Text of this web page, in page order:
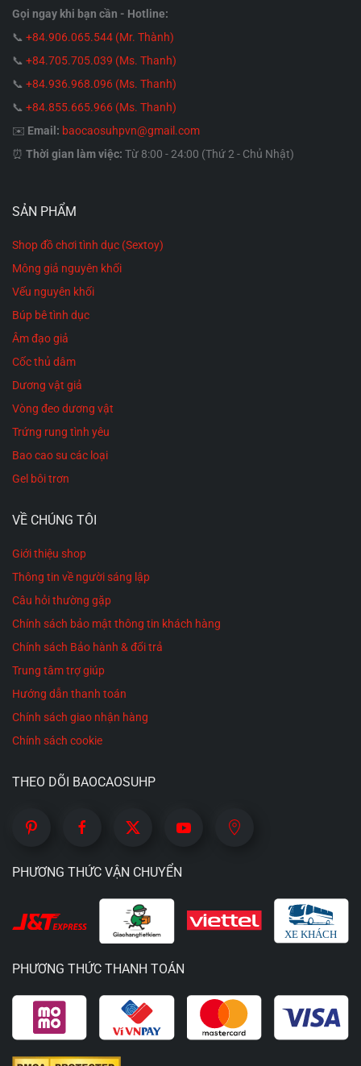
Gọi ngay khi bạn cần - Hotline:
📞 +84.906.065.544 (Mr. Thành)
📞 +84.705.705.039 (Ms. Thanh)
📞 +84.936.968.096 (Ms. Thanh)
📞 +84.855.665.966 (Ms. Thanh)
✉️ Email: baocaosuhpvn@gmail.com
⏰ Thời gian làm việc: Từ 8:00 - 24:00 (Thứ 2 - Chủ Nhật)
SẢN PHẨM
Shop đồ chơi tình dục (Sextoy)
Mông giả nguyên khối
Vếu nguyên khối
Búp bê tình dục
Âm đạo giả
Cốc thủ dâm
Dương vật giả
Vòng đeo dương vật
Trứng rung tình yêu
Bao cao su các loại
Gel bôi trơn
VỀ CHÚNG TÔI
Giới thiệu shop
Thông tin về người sáng lập
Câu hỏi thường gặp
Chính sách bảo mật thông tin khách hàng
Chính sách Bảo hành & đổi trả
Trung tâm trợ giúp
Hướng dẫn thanh toán
Chính sách giao nhận hàng
Chính sách cookie
THEO DÕI BAOCAOSUHP
PHƯƠNG THỨC VẬN CHUYỂN
PHƯƠNG THỨC THANH TOÁN